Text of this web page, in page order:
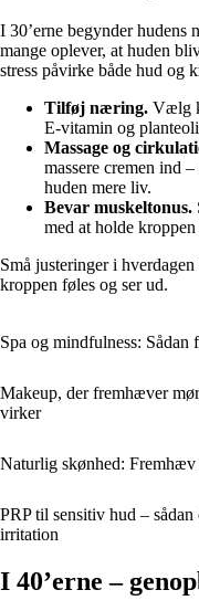
I 30’erne begynder
mange oplever, at huden
stress påvirke både hud og
Tilføj næring. Vælg
E-vitamin og
Massage og
massere cremen ind
huden mere liv.
Bevar muskeltonus.
med at holde
Små justeringer i
kroppen føles og ser ud.
Spa og mindfulness:
Makeup, der fremhæver
virker
Naturlig skønhed:
PRP til sensitiv hud –
irritation
I 40’erne –